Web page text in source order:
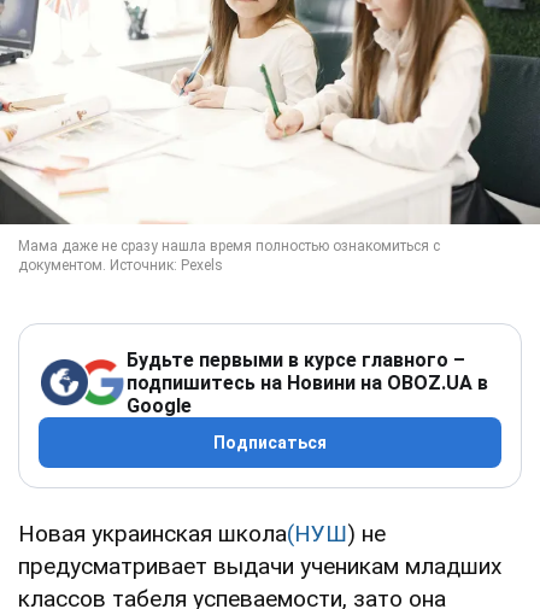
Будьте первыми в курсе главного –
подпишитесь на Новини на OBOZ.UA в
Google
Подписаться
Новая украинская школа(НУШ) не
предусматривает выдачи ученикам младших
классов табеля успеваемости, зато она